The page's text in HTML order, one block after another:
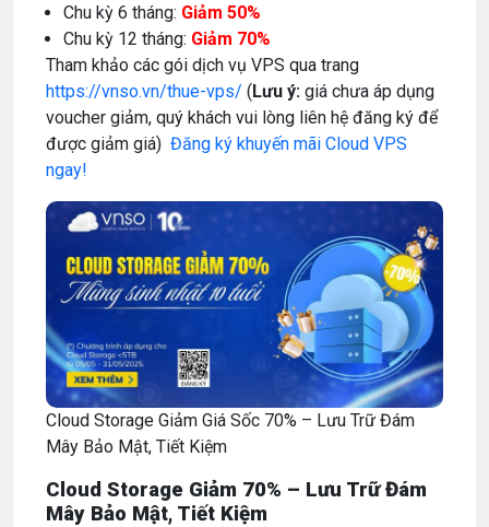
Chu kỳ 6 tháng: Giảm 50%
Chu kỳ 12 tháng: Giảm 70%
Tham khảo các gói dịch vụ VPS qua trang
https://vnso.vn/thue-vps/ (Lưu ý: giá chưa áp dụng
voucher giảm, quý khách vui lòng liên hệ đăng ký để
được giảm giá) Đăng ký khuyến mãi Cloud VPS
ngay!
Cloud Storage Giảm Giá Sốc 70% – Lưu Trữ Đám
Mây Bảo Mật, Tiết Kiệm
Cloud Storage Giảm 70% – Lưu Trữ Đám
Mây Bảo Mật, Tiết Kiệm